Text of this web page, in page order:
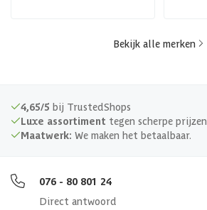
Bekijk alle merken
4,65/5 bij TrustedShops
Luxe assortiment tegen scherpe prijzen
Maatwerk: We maken het betaalbaar.
076 - 80 801 24
Direct antwoord